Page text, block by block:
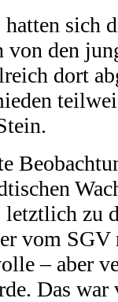
sich
von den
dort
zu
vom SGV
– aber
Das war